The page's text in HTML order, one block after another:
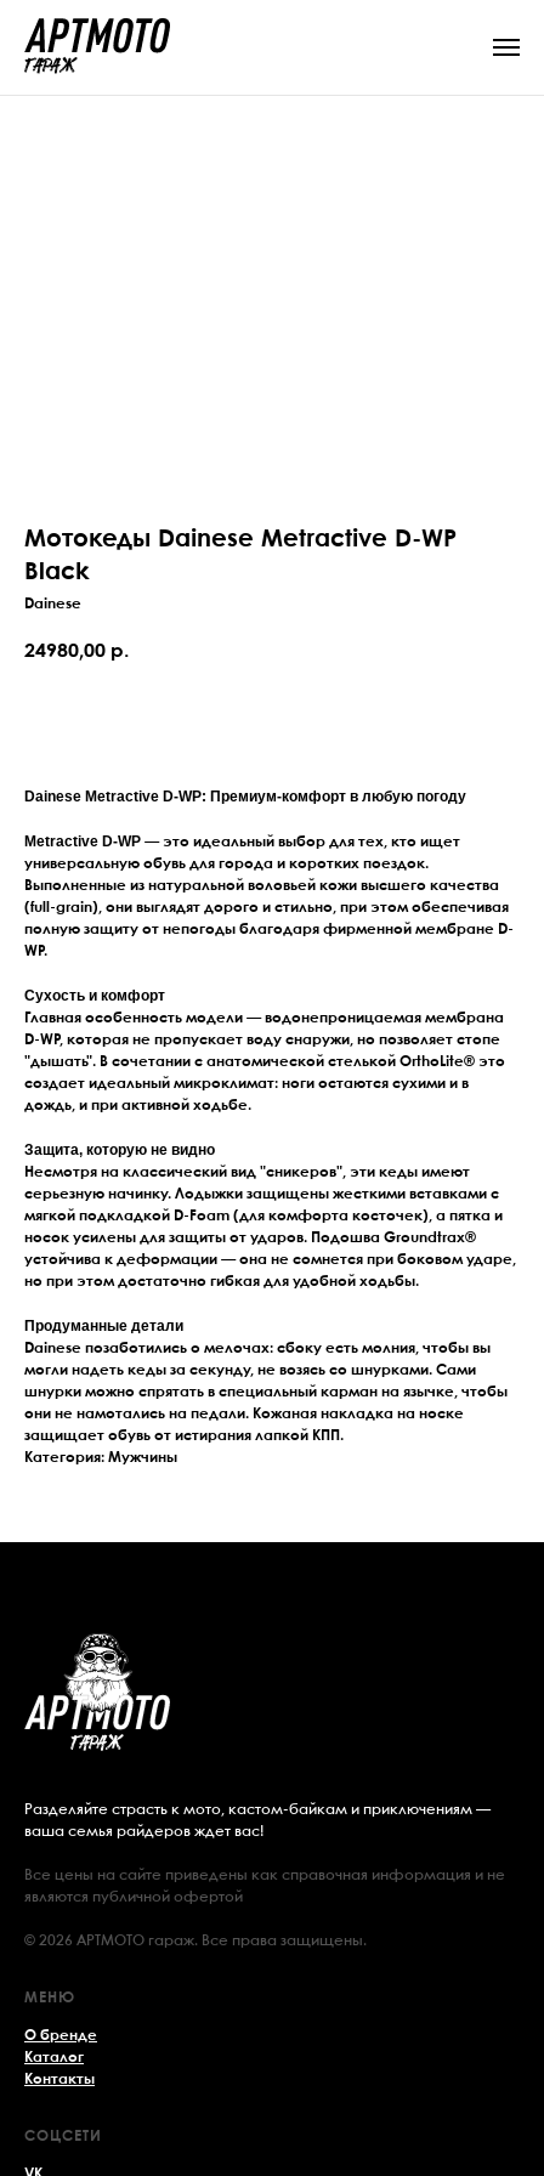
Мотокеды Dainese Metractive D-WP
Black
Dainese
24980,00 р.
Dainese Metractive D-WP: Премиум-комфорт в любую погоду
Metractive D-WP — это идеальный выбор для тех, кто ищет
универсальную обувь для города и коротких поездок.
Выполненные из натуральной воловьей кожи высшего качества
(full-grain), они выглядят дорого и стильно, при этом обеспечивая
полную защиту от непогоды благодаря фирменной мембране D-
WP.
Сухость и комфорт
Главная особенность модели — водонепроницаемая мембрана
D-WP, которая не пропускает воду снаружи, но позволяет стопе
"дышать". В сочетании с анатомической стелькой OrthoLite® это
создает идеальный микроклимат: ноги остаются сухими и в
дождь, и при активной ходьбе.
Защита, которую не видно
Несмотря на классический вид "сникеров", эти кеды имеют
серьезную начинку. Лодыжки защищены жесткими вставками с
мягкой подкладкой D-Foam (для комфорта косточек), а пятка и
носок усилены для защиты от ударов. Подошва Groundtrax®
устойчива к деформации — она не сомнется при боковом ударе,
но при этом достаточно гибкая для удобной ходьбы.
Продуманные детали
Dainese позаботились о мелочах: сбоку есть молния, чтобы вы
могли надеть кеды за секунду, не возясь со шнурками. Сами
шнурки можно спрятать в специальный карман на язычке, чтобы
они не намотались на педали. Кожаная накладка на носке
защищает обувь от истирания лапкой КПП.
Категория: Мужчины
Разделяйте страсть к мото, кастом-байкам и приключениям —
ваша семья райдеров ждет вас!
Все цены на сайте приведены как справочная информация и не
являются публичной офертой
© 2026 АРТМОТО гараж. Все права защищены.
МЕНЮ
О бренде
Каталог
Контакты
СОЦСЕТИ